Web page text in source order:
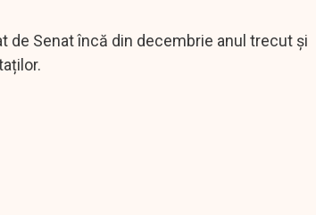
de Senat încă din decembrie anul trecut și